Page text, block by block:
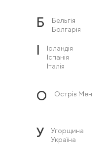
Б
Бельгія
Болгарія
І
Ірландія
Іспанія
Італія
О Острів Мен
У
Угорщина
Україна